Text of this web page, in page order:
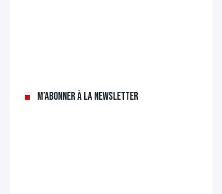
M’abonner à la newsletter